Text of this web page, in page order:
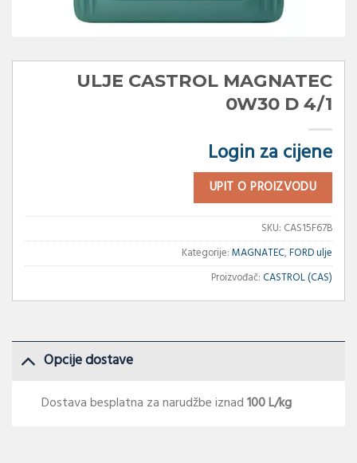
ULJE CASTROL MAGNATEC
0W30 D 4/1
Login za cijene
UPIT O PROIZVODU
SKU: CAS15F67B
Kategorije:MAGNATEC,FORD ulje
Proizvođač: CASTROL (CAS)
Opcije dostave
Dostava besplatna za narudžbe iznad100 L/kg